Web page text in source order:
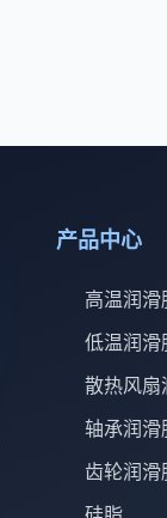
产品中心
高温润滑
低温润滑
散热风扇
轴承润滑
齿轮润滑